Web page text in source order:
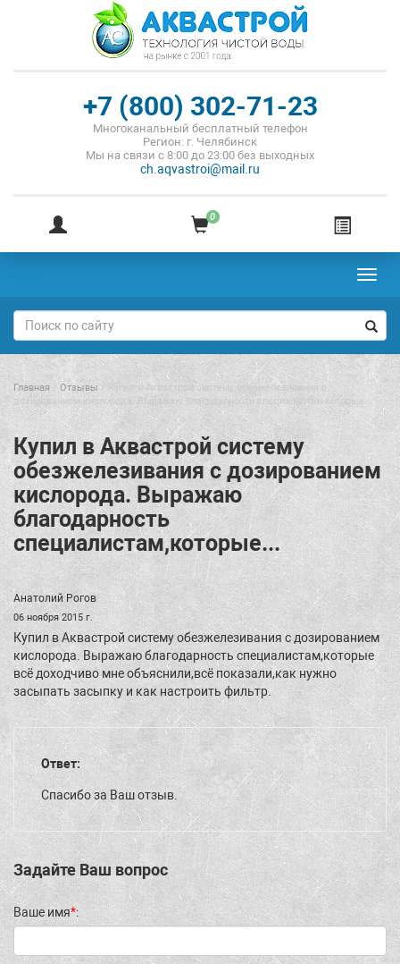
+7 (800) 302-71-23
Многоканальный бесплатный телефон
Регион: г. Челябинск
Мы на связи с 8:00 до 23:00 без выходных
ch.aqvastroi@mail.ru
0
Главная Отзывы / Купил в Аквастрой систему обезжелезивания с
дозированием кислорода. Выражаю благодарность специалистам,которые...
Купил в Аквастрой систему
обезжелезивания с дозированием
кислорода. Выражаю
благодарность
специалистам,которые...
Анатолий Рогов
06 ноября 2015 г.
Купил в Аквастрой систему обезжелезивания с дозированием
кислорода. Выражаю благодарность специалистам,которые
всё доходчиво мне объяснили,всё показали,как нужно
засыпать засыпку и как настроить фильтр.
Ответ:
Спасибо за Ваш отзыв.
Задайте Ваш вопрос
Ваше имя*: